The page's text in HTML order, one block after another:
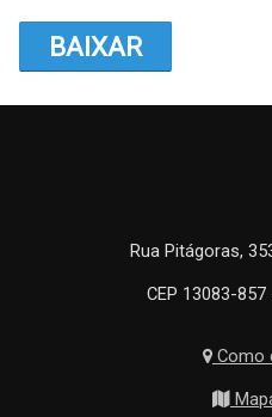
BAIXAR
Rua Pitágoras,
CEP 13083-
Como